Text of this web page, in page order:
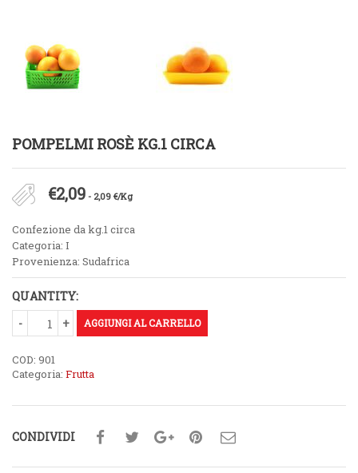
POMPELMI ROSÈ KG.1 CIRCA
€2,09 - 2,09 €/Kg
Confezione da kg.1 circa
Categoria: I
Provenienza: Sudafrica
QUANTITY:
AGGIUNGI AL CARRELLO
COD: 901
Categoria: Frutta
CONDIVIDI